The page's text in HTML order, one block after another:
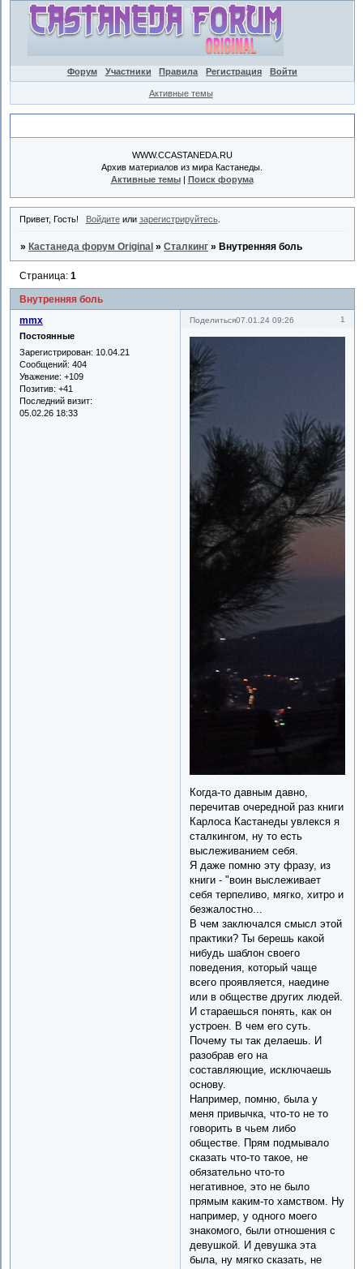
Форум Участники Правила Регистрация Войти
Активные темы
WWW.CCASTANEDA.RU
Архив материалов из мира Кастанеды.
Активные темы| Поиск форума
Привет, Гость! Войдитеили зарегистрируйтесь.
» Кастанеда форум Original »Сталкинг » Внутренняя боль
Внутренняя боль
Страница:1
Поделиться 1
07.01.24 09:26
mmx
Постоянные
Зарегистрирован: 10.04.21
Сообщений: 404
Уважение: +109
Позитив: +41
Последний визит:
05.02.26 18:33
Когда-то давным давно,
перечитав очередной раз книги
Карлоса Кастанеды увлекся я
сталкингом, ну то есть
выслеживанием себя.
Я даже помню эту фразу, из
книги - "воин выслеживает
себя терпеливо, мягко, хитро и
безжалостно...
В чем заключался смысл этой
практики? Ты берешь какой
нибудь шаблон своего
поведения, который чаще
всего проявляется, наедине
или в обществе других людей.
И стараешься понять, как он
устроен. В чем его суть.
Почему ты так делаешь. И
разобрав его на
составляющие, исключаешь
основу.
Например, помню, была у
меня привычка, что-то не то
говорить в чьем либо
обществе. Прям подмывало
сказать что-то такое, не
обязательно что-то
негативное, это не было
прямым каким-то хамством. Ну
например, у одного моего
знакомого, были отношения с
девушкой. И девушка эта
была, ну мягко сказать, не